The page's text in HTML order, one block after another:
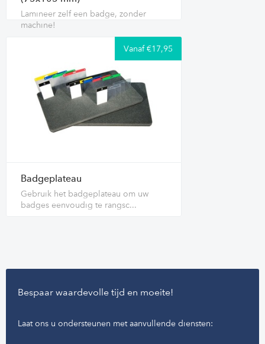
Lamineer zelf een badge, zonder
machine!
Vanaf €17,95
Badgeplateau
Gebruik het badgeplateau om uw
badges eenvoudig te rangsc...
Bespaar waardevolle tijd en moeite!
Laat ons u ondersteunen met aanvullende diensten: